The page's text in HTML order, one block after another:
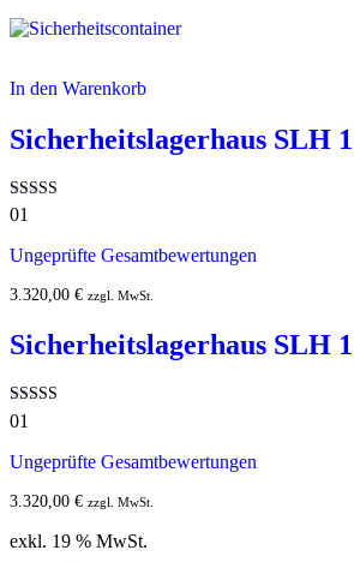
In den Warenkorb
Sicherheitslagerhaus SLH
Bewertet mit
01
Ungeprüfte Gesamtbewertungen
3.320,00 € zzgl. MwSt.
Sicherheitslagerhaus SLH
Bewertet mit
5.00
01
Ungeprüfte Gesamtbewertungen
3.320,00 € zzgl. MwSt.
exkl. 19 % MwSt.